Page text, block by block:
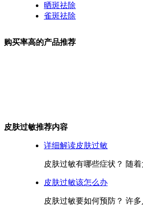
晒斑祛除
雀斑祛除
购买率高的产品推荐
皮肤过敏推荐内容
详细解读皮肤过敏
皮肤过敏有哪些症状？ 随
皮肤过敏该怎么办
皮肤过敏要如何预防？ 许